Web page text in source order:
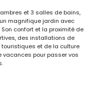
et 3 salles de bains,
magnifique jardin avec
confort et la proximité de
des installations de
et de la culture
pour passer vos